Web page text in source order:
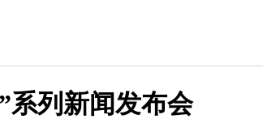
系列新闻发布会